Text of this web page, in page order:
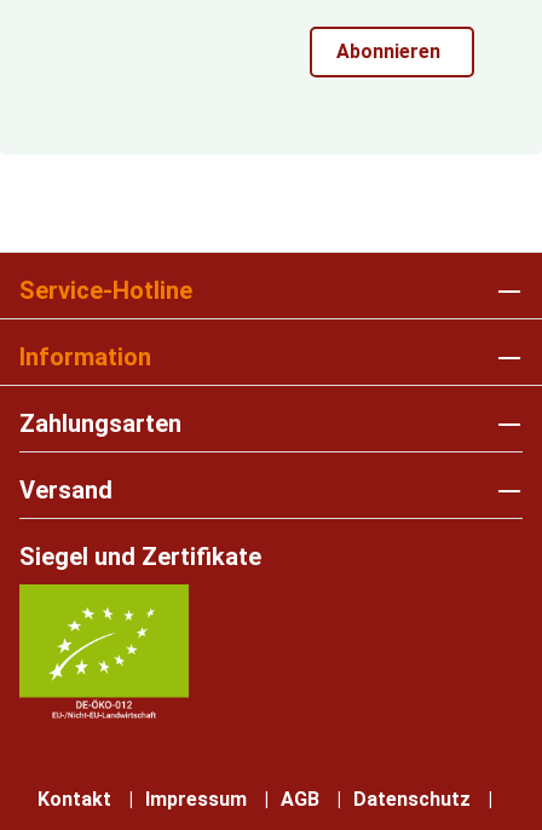
Abonnieren
Service-Hotline
Information
Zahlungsarten
Versand
Siegel und Zertifikate
Kontakt Impressum AGB
Datenschutz